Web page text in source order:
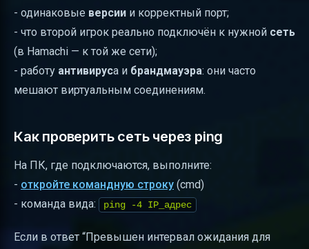
- одинаковые версии и корректный порт;
- что второй игрок реально подключён к нужной сеть
(в Hamachi — к той же сети);
- работу антивируса и брандмауэра: они часто
мешают виртуальным соединениям.
Как проверить сеть через ping
На ПК, где подключаются, выполните:
- откройте командную строку (cmd)
- команда вида:
ping -4 IP_адрес
Если в ответ “Превышен интервал ожидания для